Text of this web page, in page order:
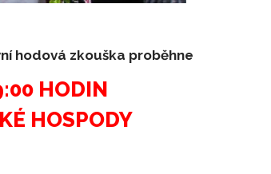
hodová zkouška proběhne
HODIN
HOSPODY